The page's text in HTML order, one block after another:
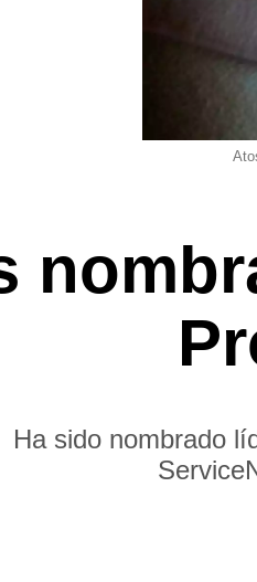
Ha sido nombrado